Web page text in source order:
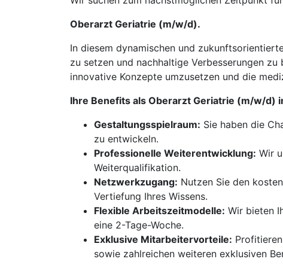
Oberarzt Geriatrie (m/w/d).
In diesem dynamischen und
zu setzen und nachhaltige Verbesserungen
innovative Konzepte umzusetzen und die
Ihre Benefits als Oberarzt Geriatrie (m/w/d)
Gestaltungsspielraum: Sie haben die
zu entwickeln.
Professionelle Weiterentwicklung: Wir
Weiterqualifikation.
Netzwerkzugang: Nutzen Sie den
Vertiefung Ihres Wissens.
Flexible Arbeitszeitmodelle: Wir bieten
eine 2-Tage-Woche.
Exklusive Mitarbeitervorteile:
sowie zahlreichen weiteren exklusiven